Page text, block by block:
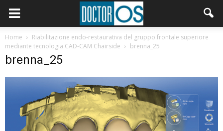
Home
Riabilitazione endo-restaurativa del gruppo frontale superiore
mediante tecnologia CAD-CAM Chairside
brenna_25
brenna_25